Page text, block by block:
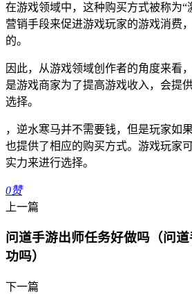
在游戏领域中，这种购买方式被称为“
营销手段来促进游戏玩家的游戏消费
的。
因此，从游戏领域创作者的角度来看
是游戏商家为了提高游戏收入，会提
选择。
，逆水寒马并不需要钱，但是玩家如
也提供了相应的购买方式。游戏玩家
实力来进行选择。
0赞
上一篇
问道手游出师任务好做吗（问
功吗）
下一篇